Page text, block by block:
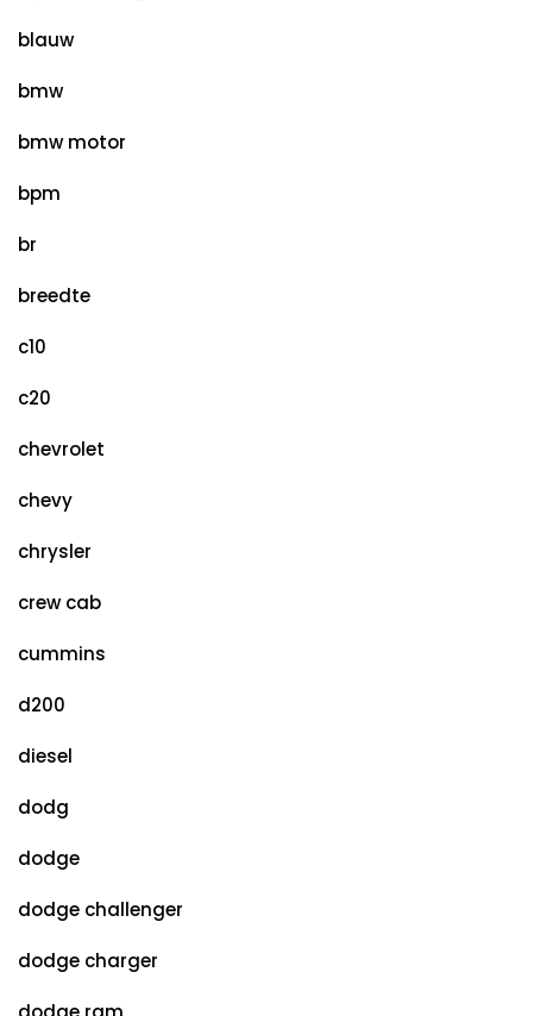
blauw
bmw
bmw motor
bpm
br
breedte
c10
c20
chevrolet
chevy
chrysler
crew cab
cummins
d200
diesel
dodg
dodge
dodge challenger
dodge charger